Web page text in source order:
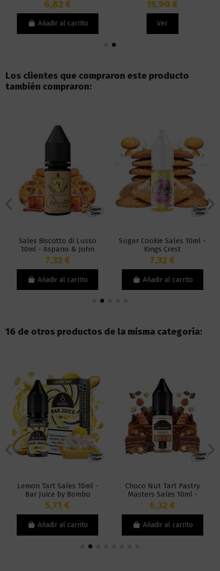
6,82 €
Añadir al carrito
15,90 €
Ver
Los clientes que compraron este producto
también compraron:
Sales Biscotto di Lusso
10ml - Aspano & John
7,32 €
Añadir al carrito
Sugar Cookie Sales 10ml -
Kings Crest
7,32 €
Añadir al carrito
16 de otros productos de la misma categoría:
Lemon Tart Sales 10ml -
Bar Juice by Bombo
5,71 €
Añadir al carrito
Choco Nut Tart Pastry
Masters Sales 10ml -
Bombo
6,32 €
Añadir al carrito